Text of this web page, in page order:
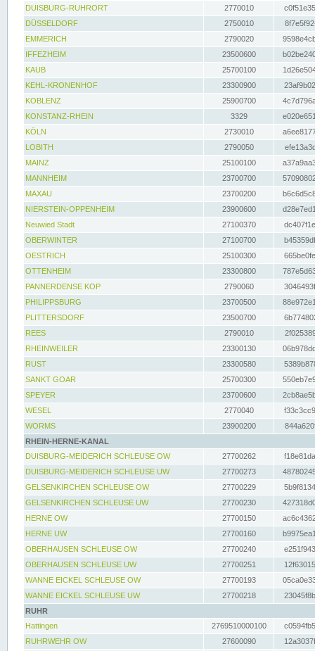
DUISBURG-RUHRORT
2770010
DÜSSELDORF
2750010
EMMERICH
2790020
IFFEZHEIM
23500600
KAUB
25700100
KEHL-KRONENHOF
23300900
KOBLENZ
25900700
KONSTANZ-RHEIN
3329
KÖLN
2730010
LOBITH
2790050
MAINZ
25100100
MANNHEIM
23700700
MAXAU
23700200
NIERSTEIN-OPPENHEIM
23900600
Neuwied Stadt
27100370
OBERWINTER
27100700
OESTRICH
25100300
OTTENHEIM
23300800
PANNERDENSE KOP
2790060
PHILIPPSBURG
23700500
PLITTERSDORF
23500700
REES
2790010
RHEINWEILER
23300130
RUST
23300580
SANKT GOAR
25700300
SPEYER
23700600
WESEL
2770040
WORMS
23900200
RHEIN-HERNE-KANAL
DUISBURG-MEIDERICH SCHLEUSE OW
27700262
DUISBURG-MEIDERICH SCHLEUSE UW
27700273
GELSENKIRCHEN SCHLEUSE OW
27700229
GELSENKIRCHEN SCHLEUSE UW
27700230
HERNE OW
27700150
HERNE UW
27700160
OBERHAUSEN SCHLEUSE OW
27700240
OBERHAUSEN SCHLEUSE UW
27700251
WANNE EICKEL SCHLEUSE OW
27700193
WANNE EICKEL SCHLEUSE UW
27700218
RUHR
Hattingen
2769510000100
RUHRWEHR OW
27600090